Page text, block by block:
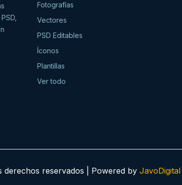
Fotografías
Vectores
PSD Editables
Íconos
Plantillas
Ver todo
derechos reservados | Powered by JavoDigital